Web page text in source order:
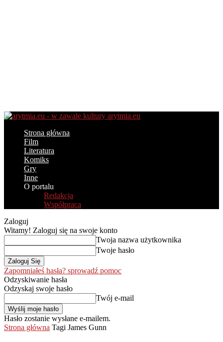
arytmia.eu
Strona główna
Film
Literatura
Komiks
Gry
Inne
O portalu
Redakcja
Współpraca
Zaloguj
Witamy! Zaloguj się na swoje konto
Twoja nazwa użytkownika
Twoje hasło
Zapomniałeś hasła? sprowadź pomoc
Odzyskiwanie hasła
Odzyskaj swoje hasło
Twój e-mail
Hasło zostanie wysłane e-mailem.
Strona główna Tagi James Gunn